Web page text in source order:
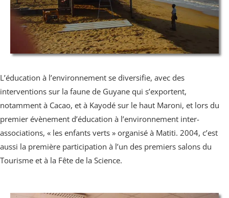
L’éducation à l’environnement se diversifie, avec des
interventions sur la faune de Guyane qui s’exportent,
notamment à Cacao, et à Kayodé sur le haut Maroni, et lors du
premier évènement d’éducation à l’environnement inter-
associations, « les enfants verts » organisé à Matiti. 2004, c’est
aussi la première participation à l’un des premiers salons du
Tourisme et à la Fête de la Science.